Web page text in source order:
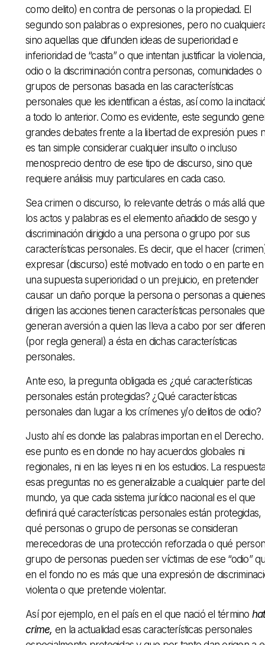
como delito) en contra de personas o la propiedad. El
segundo son palabras o expresiones, pero no
sino aquellas que difunden ideas de superioridad e
inferioridad de “casta” o que intentan justificar la
odio o la discriminación contra personas, comunidades o
grupos de personas basada en las características
personales que les identifican a éstas, así como la
a todo lo anterior. Como es evidente, este segundo
grandes debates frente a la libertad de expresión pues
es tan simple considerar cualquier insulto o incluso
menosprecio dentro de ese tipo de discurso, sino que
requiere análisis muy particulares en cada caso.
Sea crimen o discurso, lo relevante detrás o más allá que
los actos y palabras es el elemento añadido de sesgo y
discriminación dirigido a una persona o grupo por sus
características personales. Es decir, que el hacer
expresar (discurso) esté motivado en todo o en parte en
una supuesta superioridad o un prejuicio, en pretender
causar un daño porque la persona o personas a
dirigen las acciones tienen características personales que
generan aversión a quien las lleva a cabo por ser
(por regla general) a ésta en dichas características
personales.
Ante eso, la pregunta obligada es ¿qué características
personales están protegidas? ¿Qué características
personales dan lugar a los crímenes y/o delitos de odio?
Justo ahí es donde las palabras importan en el Derecho.
ese punto es en donde no hay acuerdos globales ni
regionales, ni en las leyes ni en los estudios. La
esas preguntas no es generalizable a cualquier parte del
mundo, ya que cada sistema jurídico nacional es el que
definirá qué características personales están protegidas,
qué personas o grupo de personas se consideran
merecedoras de una protección reforzada o qué
grupo de personas pueden ser víctimas de ese “odio”
en el fondo no es más que una expresión de
violenta o que pretende violentar.
Así por ejemplo, en el país en el que nació el término
crime, en la actualidad esas características personales